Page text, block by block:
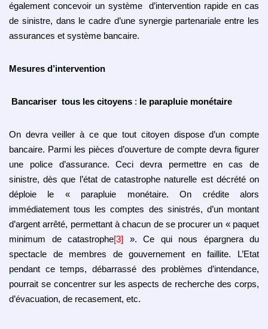
également concevoir un système d’intervention rapide en cas
de sinistre, dans le cadre d’une synergie partenariale entre les
assurances et système bancaire.
Mesures d’intervention
Bancariser tous les citoyens : le parapluie monétaire
On devra veiller à ce que tout citoyen dispose d’un compte
bancaire. Parmi les pièces d’ouverture de compte devra figurer
une police d’assurance. Ceci devra permettre en cas de
sinistre, dès que l’état de catastrophe naturelle est décrété on
déploie le « parapluie monétaire. On crédite alors
immédiatement tous les comptes des sinistrés, d’un montant
d’argent arrêté, permettant à chacun de se procurer un « paquet
minimum de catastrophe[3] ». Ce qui nous épargnera du
spectacle de membres de gouvernement en faillite. L’Etat
pendant ce temps, débarrassé des problèmes d’intendance,
pourrait se concentrer sur les aspects de recherche des corps,
d’évacuation, de recasement, etc.